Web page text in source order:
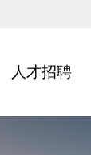
人才招聘